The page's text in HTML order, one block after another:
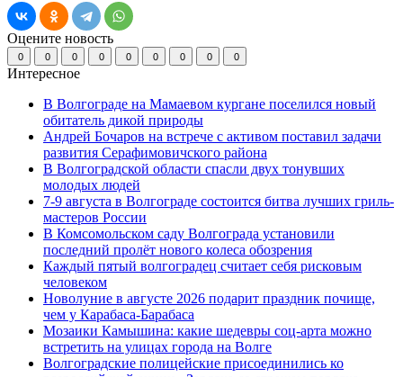
Оцените новость
0 0 0 0 0 0 0 0 0
Интересное
В Волгограде на Мамаевом кургане поселился новый
обитатель дикой природы
Андрей Бочаров на встрече с активом поставил задачи
развития Серафимовичского района
В Волгоградской области спасли двух тонувших
молодых людей
7-9 августа в Волгограде состоится битва лучших гриль-
мастеров России
В Комсомольском саду Волгограда установили
последний пролёт нового колеса обозрения
Каждый пятый волгоградец считает себя рисковым
человеком
Новолуние в августе 2026 подарит праздник почище,
чем у Карабаса-Барабаса
Мозаики Камышина: какие шедевры соц-арта можно
встретить на улицах города на Волге
Волгоградские полицейские присоединились ко